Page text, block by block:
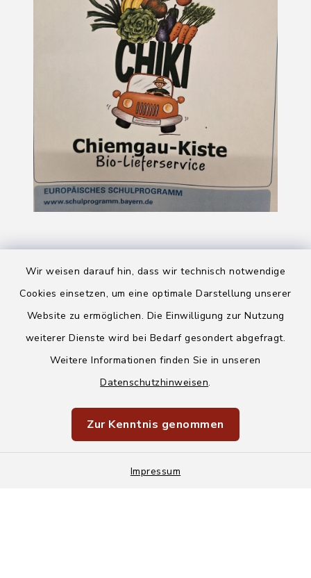
Wir weisen darauf hin, dass wir technisch notwendige
Cookies einsetzen, um eine optimale Darstellung unserer
Website zu ermöglichen. Die Einwilligung zur Nutzung
weiterer Dienste wird bei Bedarf gesondert abgefragt.
Weitere Informationen finden Sie in unseren
Datenschutzhinweisen.
Zur Kenntnis genommen
Impressum
Barrierefreiheit
Sitemap